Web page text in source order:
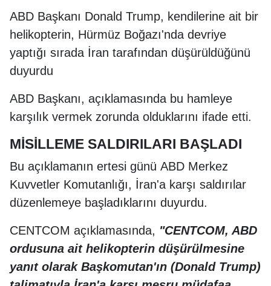
ABD Başkanı Donald Trump, kendilerine ait bir
helikopterin, Hürmüz Boğazı'nda devriye
yaptığı sırada İran tarafından düşürüldüğünü
duyurdu
ABD Başkanı, açıklamasında bu hamleye
karşılık vermek zorunda olduklarını ifade etti.
MİSİLLEME SALDIRILARI BAŞLADI
Bu açıklamanın ertesi günü ABD Merkez
Kuvvetler Komutanlığı, İran'a karşı saldırılar
düzenlemeye başladıklarını duyurdu.
CENTCOM açıklamasında, "CENTCOM, ABD
ordusuna ait helikopterin düşürülmesine
yanıt olarak Başkomutan'ın (Donald Trump)